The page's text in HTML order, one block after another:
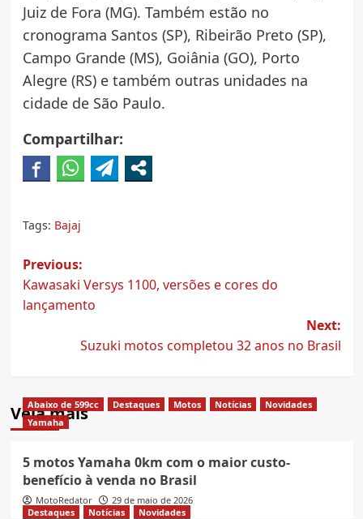
Juiz de Fora (MG). Também estão no
cronograma Santos (SP), Ribeirão Preto (SP),
Campo Grande (MS), Goiânia (GO), Porto
Alegre (RS) e também outras unidades na
cidade de São Paulo.
Compartilhar:
Tags: Bajaj
Post
navigation
Previous:
Kawasaki Versys 1100, versões e cores do
lançamento
Next:
Suzuki motos completou 32 anos no Brasil
Veja mais
Abaixo de 599cc Destaques Motos Notícias
Novidades
Yamaha
5 motos Yamaha 0km com o maior custo-
benefício à venda no Brasil
MotoRedator
29 de maio de 2026
Destaques
Notícias Novidades